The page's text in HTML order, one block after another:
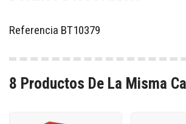
Referencia BT10379
8 Productos De La Misma